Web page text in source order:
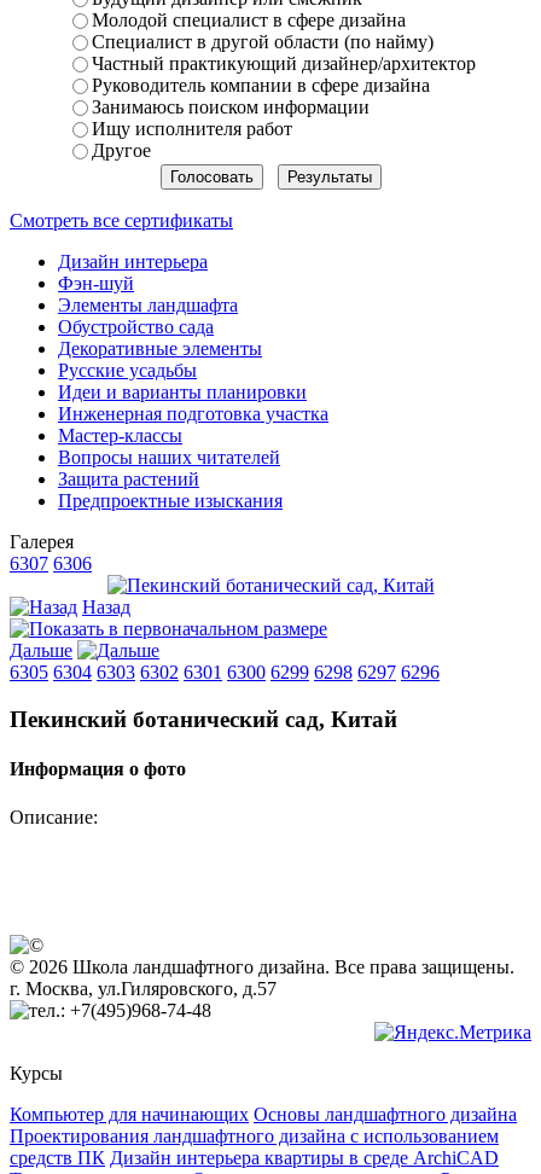
Молодой специалист в сфере дизайна
Специалист в другой области (по найму)
Частный практикующий дизайнер/архитектор
Руководитель компании в сфере дизайна
Занимаюсь поиском информации
Ищу исполнителя работ
Другое
Смотреть все сертификаты
Дизайн интерьера
Фэн-шуй
Элементы ландшафта
Обустройство сада
Декоративные элементы
Русские усадьбы
Идеи и варианты планировки
Инженерная подготовка участка
Мастер-классы
Вопросы наших читателей
Защита растений
Предпроектные изыскания
Галерея
6307 6306
Назад
Дальше
6305 6304 6303 6302 6301 6300 6299 6298 6297 6296
Пекинский ботанический сад, Китай
Информация о фото
Описание:
© 2026 Школа ландшафтного дизайна. Все права защищены.
г. Москва, ул.Гиляровского, д.57
+7(495)968-74-48
Курсы
Компьютер для начинающих Основы ландшафтного дизайна
Проектирования ландшафтного дизайна с использованием
средств ПК Дизайн интерьера квартиры в среде ArchiCAD